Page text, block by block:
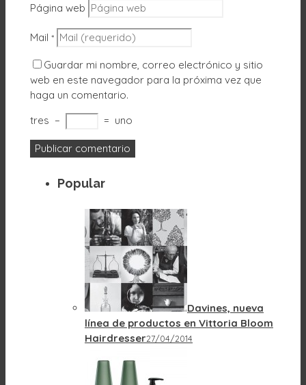
Página web
Mail *
Guardar mi nombre, correo electrónico y sitio
web en este navegador para la próxima vez que
haga un comentario.
tres − = uno
Popular
Davines, nueva
línea de productos en Vittoria Bloom
Hairdresser27/04/2014